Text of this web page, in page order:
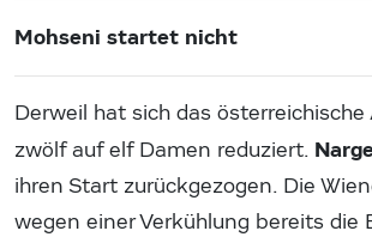
Mohseni startet nicht
Derweil hat sich das
zwölf auf elf Damen reduziert.
ihren Start zurückgezogen. Die
wegen einer Verkühlung bereits die